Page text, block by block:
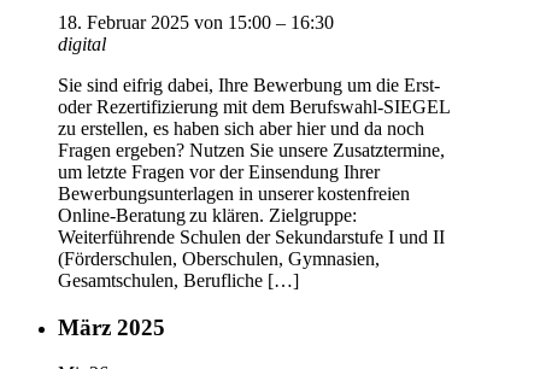
18. Februar 2025 von 15:00 – 16:30
digital
Sie sind eifrig dabei, Ihre Bewerbung um die Erst-
oder Rezertifizierung mit dem Berufswahl-SIEGEL
zu erstellen, es haben sich aber hier und da noch
Fragen ergeben? Nutzen Sie unsere Zusatztermine,
um letzte Fragen vor der Einsendung Ihrer
Bewerbungsunterlagen in unserer kostenfreien
Online-Beratung zu klären. Zielgruppe:
Weiterführende Schulen der Sekundarstufe I und II
(Förderschulen, Oberschulen, Gymnasien,
Gesamtschulen, Berufliche […]
März 2025